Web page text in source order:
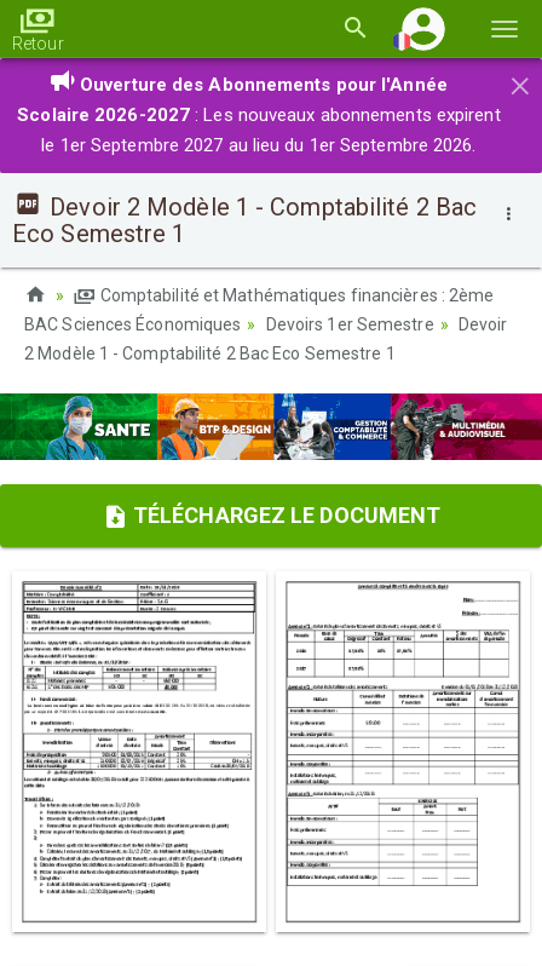
la
Retour
×
Ouverture des Abonnements pour l'Année
Scolaire 2026-2027 : Les nouveaux abonnements expirent
le 1er Septembre 2027 au lieu du 1er Septembre 2026.
Devoir 2 Modèle 1 - Comptabilité 2 Bac
Eco Semestre 1
Comptabilité et Mathématiques financières : 2ème
BAC Sciences Économiques
Devoirs 1er Semestre
Devoir
2 Modèle 1 - Comptabilité 2 Bac Eco Semestre 1
TÉLÉCHARGEZ LE DOCUMENT